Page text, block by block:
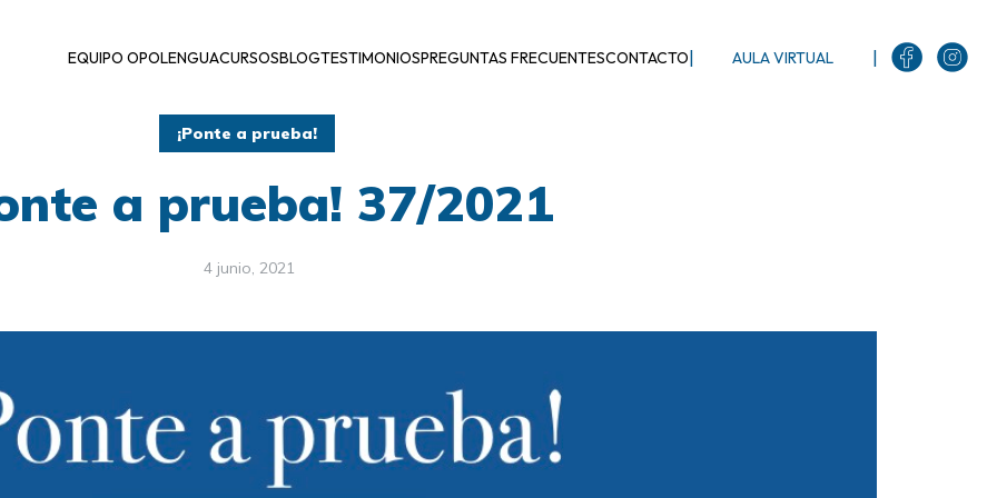
EQUIPO OPOLENGUACURSOSBLOGTESTIMONIOSPREGUNTAS FRECUENTESCONTACTO| AULA VIRTUAL |
¡Ponte a prueba!
a prueba! 37/2021
4 junio, 2021